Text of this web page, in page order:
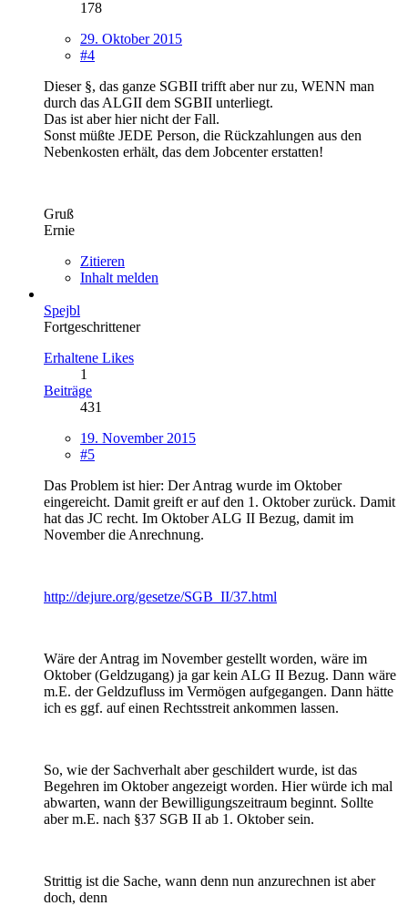
178
29. Oktober 2015
#4
Dieser §, das ganze SGBII trifft aber nur zu, WENN man
durch das ALGII dem SGBII unterliegt.
Das ist aber hier nicht der Fall.
Sonst müßte JEDE Person, die Rückzahlungen aus den
Nebenkosten erhält, das dem Jobcenter erstatten!
Gruß
Ernie
Zitieren
Inhalt melden
Spejbl
Fortgeschrittener
Erhaltene Likes
1
Beiträge
431
19. November 2015
#5
Das Problem ist hier: Der Antrag wurde im Oktober
eingereicht. Damit greift er auf den 1. Oktober zurück. Damit
hat das JC recht. Im Oktober ALG II Bezug, damit im
November die Anrechnung.
http://dejure.org/gesetze/SGB_II/37.html
Wäre der Antrag im November gestellt worden, wäre im
Oktober (Geldzugang) ja gar kein ALG II Bezug. Dann wäre
m.E. der Geldzufluss im Vermögen aufgegangen. Dann hätte
ich es ggf. auf einen Rechtsstreit ankommen lassen.
So, wie der Sachverhalt aber geschildert wurde, ist das
Begehren im Oktober angezeigt worden. Hier würde ich mal
abwarten, wann der Bewilligungszeitraum beginnt. Sollte
aber m.E. nach §37 SGB II ab 1. Oktober sein.
Strittig ist die Sache, wann denn nun anzurechnen ist aber
doch, denn